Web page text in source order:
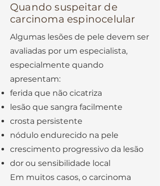
Quando suspeitar de
carcinoma espinocelular
Algumas lesões de pele devem ser
avaliadas por um especialista,
especialmente quando
apresentam:
ferida que não cicatriza
lesão que sangra facilmente
crosta persistente
nódulo endurecido na pele
crescimento progressivo da lesão
dor ou sensibilidade local
Em muitos casos, o carcinoma